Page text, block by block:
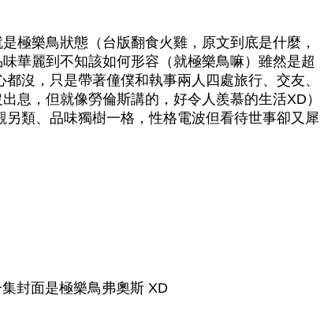
極樂鳥狀態（台版翻食火雞，原文到底是什麼，
華麗到不知該如何形容（就極樂鳥嘛）雖然是超
沒，只是帶著僮僕和執事兩人四處旅行、交友、
息，但就像勞倫斯講的，好令人羨慕的生活XD）
另類、品味獨樹一格，性格電波但看待世事卻又犀
封面是極樂鳥弗奧斯 XD